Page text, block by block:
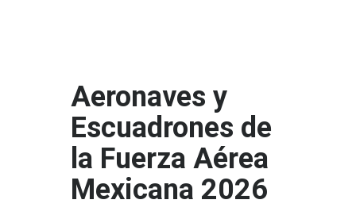
Aeronaves y
Escuadrones de
la Fuerza Aérea
Mexicana 2026